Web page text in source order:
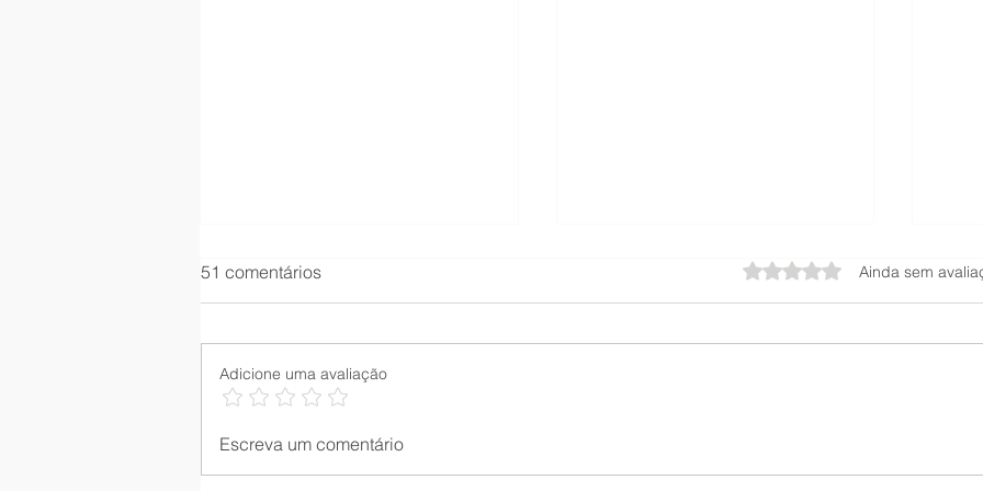
Creamy Hydragel Oil Control:
51 comentários Avaliado com 0 de 5
Ainda sem
Adicione uma avaliação
Escreva um comentário